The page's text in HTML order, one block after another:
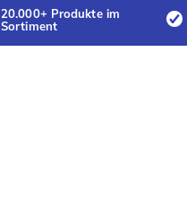
20.000+ Produkte im
Sortiment